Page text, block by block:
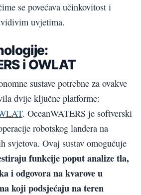
se povećava učinkovitost i
uvjetima.
i OWLAT
sustave potrebne za ovakve
dvije ključne platforme:
. OceanWATERS je softverski
robotskog landera na
svjetova. Ovaj sustav omogućuje
funkcije poput analize tla,
i odgovora na kvarove u
koji podsjećaju na teren